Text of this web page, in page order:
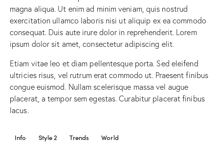
magna aliqua. Ut enim ad minim veniam, quis nostrud
exercitation ullamco laboris nisi ut aliquip ex ea commodo
consequat. Duis aute irure dolor in reprehenderit. Lorem
ipsum dolor sit amet, consectetur adipiscing elit.
Etiam vitae leo et diam pellentesque porta. Sed eleifend
ultricies risus, vel rutrum erat commodo ut. Praesent finibus
congue euismod. Nullam scelerisque massa vel augue
placerat, a tempor sem egestas. Curabitur placerat finibus
lacus.
Info Style 2 Trends World